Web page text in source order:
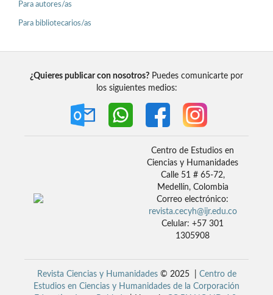
Para autores/as
Para bibliotecarios/as
¿Quieres publicar con nosotros? Puedes comunicarte por
los siguientes medios:
Centro de Estudios en
Ciencias y Humanidades
Calle 51 # 65-72,
Medellín, Colombia
Correo electrónico:
revista.cecyh@ijr.edu.co
Celular: +57 301
1305908
Revista Ciencias y Humanidades© 2025 | Centro de
Estudios en Ciencias y Humanidades de la Corporación